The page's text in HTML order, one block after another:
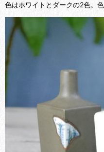
色はホワイトとダークの2色。